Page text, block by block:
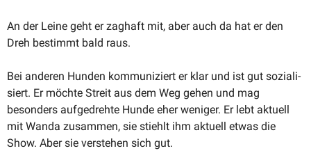
An der Leine geht er zaghaft mit, aber auch da hat er den
Dreh bestimmt bald raus.
Bei anderen Hunden kommu­ni­ziert er klar und ist gut sozia­li­
siert. Er möchte Streit aus dem Weg gehen und mag
besonders aufge­drehte Hunde eher weniger. Er lebt aktuell
mit Wanda zusammen, sie stiehlt ihm aktuell etwas die
Show. Aber sie verstehen sich gut.